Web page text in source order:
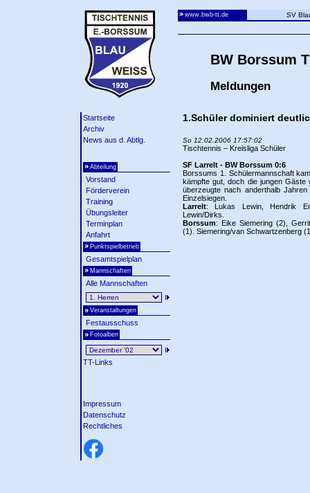
Startseite
Archiv
News aus d. Abtlg.
Abteilung
Vorstand
Förderverein
Training
Übungsleiter
Terminplan
Anfahrt
Punktspielbetrieb
Gesamtspielplan
Mannschaften
Alle Mannschaften
Veranstaltungen
Festausschuss
Fotoalben
TT-Links
Impressum
Datenschutz
Rechtliches
www.bwb-tt.de SV
BW Borssum
Meldungen
1.Schüler dominiert
So 12.02.2006 17:57:02
Tischtennis – Kreisliga Schüler
SF Larrelt - BW Borssum 0:6
Borssums 1. Schülermannschaft
kämpfte gut, doch die jungen
überzeugte nach anderthalb
Einzelsiegen.
Larrelt: Lukas Lewin, Hendrik
Lewin/Dirks.
Borssum: Eike Siemering (2),
(1). Siemering/van Schwartzenberg